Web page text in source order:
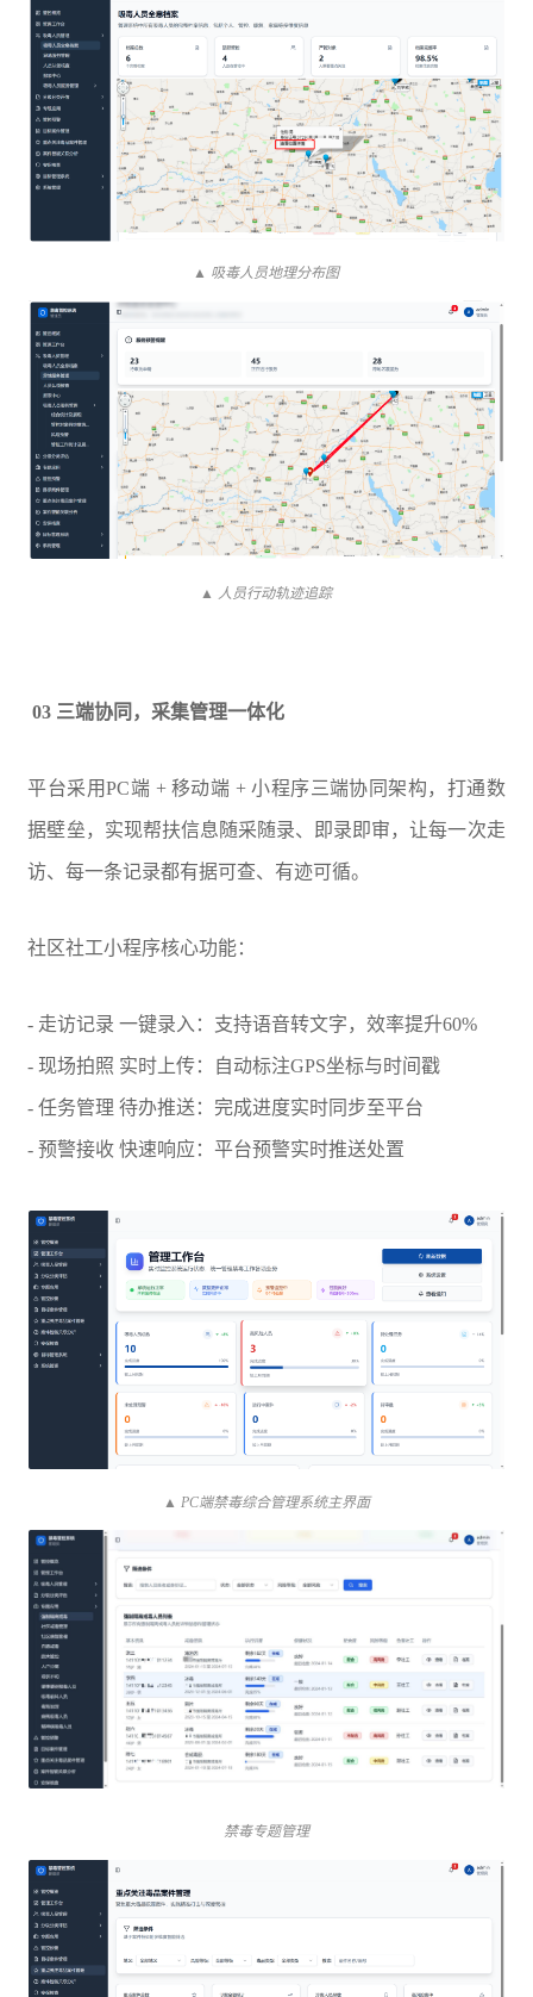
▲ 吸毒人员地理分布图
▲ 人员行动轨迹追踪
03 三端协同，采集管理一体化
平台采用PC端 + 移动端 + 小程序三端协同架构，打通数
据壁垒，实现帮扶信息随采随录、即录即审，让每一次走
访、每一条记录都有据可查、有迹可循。
社区社工小程序核心功能：
- 走访记录 一键录入：支持语音转文字，效率提升60%
- 现场拍照 实时上传：自动标注GPS坐标与时间戳
- 任务管理 待办推送：完成进度实时同步至平台
- 预警接收 快速响应：平台预警实时推送处置
▲ PC端禁毒综合管理系统主界面
禁毒专题管理